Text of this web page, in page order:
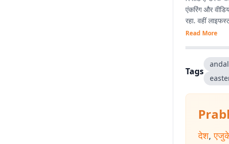
एंकरिंग और
रहा. वहीं
नया सीखने और
Read More
Tags
देश,